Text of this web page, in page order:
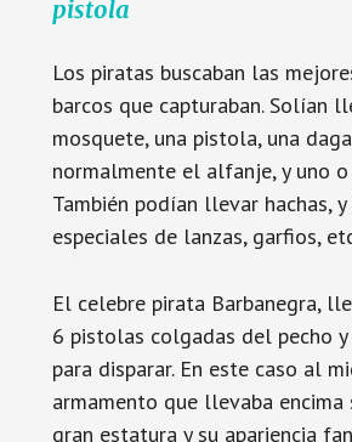
pistola
Los piratas buscaban las
barcos que capturaban. Solían
mosquete, una pistola, una
normalmente el alfanje, y uno
También podían llevar hachas,
especiales de lanzas, garfios,
El celebre pirata Barbanegra,
6 pistolas colgadas del pecho y
para disparar. En este caso al
armamento que llevaba encima
gran estatura y su apariencia